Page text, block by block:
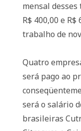
mensal
R$ 400,00 e
trabalho de
Quatro
será pago ao
será o salário
brasileiras